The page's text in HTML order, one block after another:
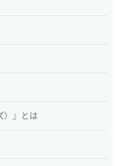
）』とは